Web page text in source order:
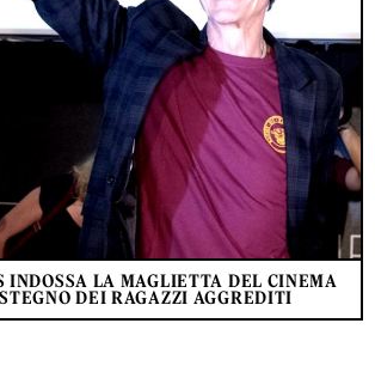
INDOSSA LA MAGLIETTA DEL CINEMA
DEI RAGAZZI AGGREDITI